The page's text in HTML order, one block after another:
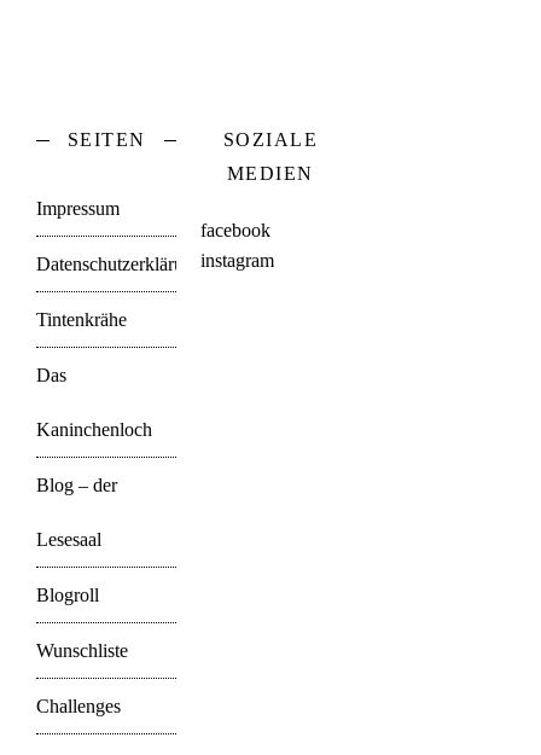
SEITEN
Impressum
Datenschutzerklärung
Tintenkrähe
Das
Kaninchenloch
Blog – der
Lesesaal
Blogroll
Wunschliste
Challenges
SOZIALE
MEDIEN
facebook
instagram